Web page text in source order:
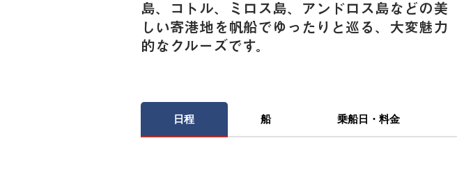
島、コトル、ミロス島、アンドロス島などの美
しい寄港地を帆船でゆったりと巡る、大変魅力
的なクルーズです。
日程 船 乗船日・料金